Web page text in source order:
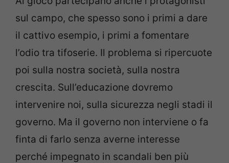
sul campo, che spesso sono i primi a dare
il cattivo esempio, i primi a fomentare
l’odio tra tifoserie. Il problema si ripercuote
poi sulla nostra società, sulla nostra
crescita. Sull’educazione dovremo
intervenire noi, sulla sicurezza negli stadi il
governo. Ma il governo non interviene o fa
finta di farlo senza averne interesse
perché impegnato in scandali ben più